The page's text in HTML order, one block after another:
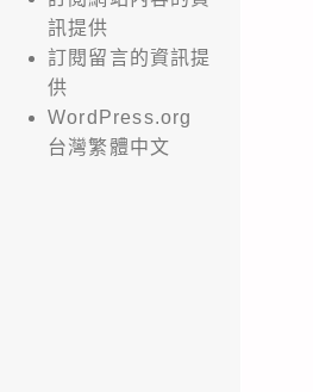
訊提供
訂閱留言的資訊提
供
WordPress.org
台灣繁體中文